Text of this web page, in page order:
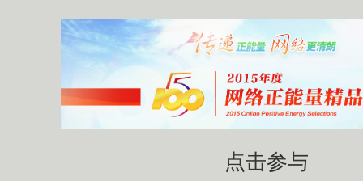
点击参与